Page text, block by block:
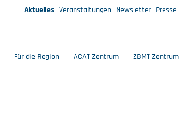
Aktuelles Veranstaltungen Newsletter Presse
Für die Region ACAT Zentrum ZBMT Zentrum